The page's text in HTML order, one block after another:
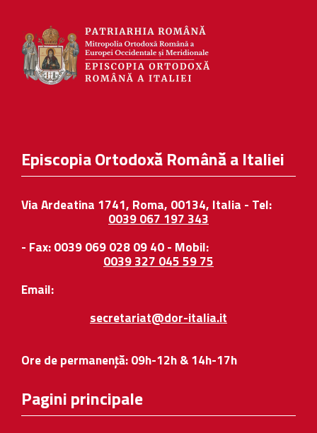
Episcopia Ortodoxă Română a Italiei
Via Ardeatina 1741, Roma, 00134, Italia - Tel:
0039 067 197 343
- Fax: 0039 069 028 09 40 - Mobil:
0039 327 045 59 75
Email:
secretariat@dor-italia.it
Ore de permanență: 09h-12h & 14h-17h
Pagini principale